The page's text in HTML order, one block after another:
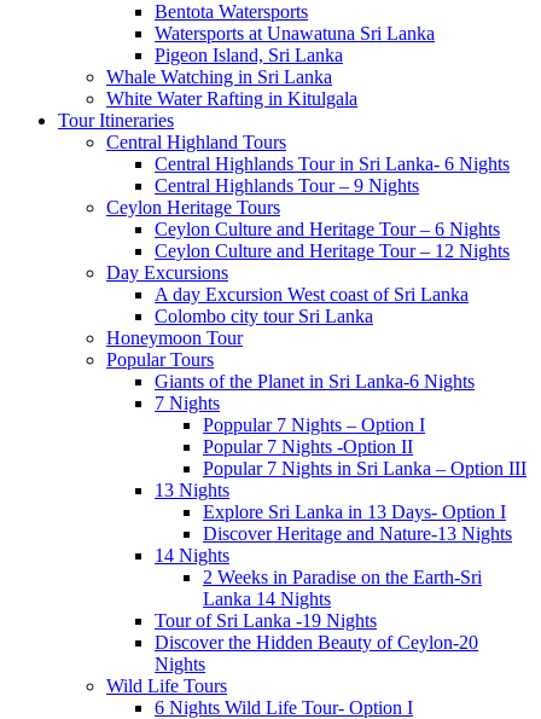
Bentota Watersports
Watersports at Unawatuna Sri Lanka
Pigeon Island, Sri Lanka
Whale Watching in Sri Lanka
White Water Rafting in Kitulgala
Tour Itineraries
Central Highland Tours
Central Highlands Tour in Sri Lanka- 6 Nights
Central Highlands Tour – 9 Nights
Ceylon Heritage Tours
Ceylon Culture and Heritage Tour – 6 Nights
Ceylon Culture and Heritage Tour – 12 Nights
Day Excursions
A day Excursion West coast of Sri Lanka
Colombo city tour Sri Lanka
Honeymoon Tour
Popular Tours
Giants of the Planet in Sri Lanka-6 Nights
7 Nights
Poppular 7 Nights – Option I
Popular 7 Nights -Option II
Popular 7 Nights in Sri Lanka – Option III
13 Nights
Explore Sri Lanka in 13 Days- Option I
Discover Heritage and Nature-13 Nights
14 Nights
2 Weeks in Paradise on the Earth-Sri
Lanka 14 Nights
Tour of Sri Lanka -19 Nights
Discover the Hidden Beauty of Ceylon-20
Nights
Wild Life Tours
6 Nights Wild Life Tour- Option I